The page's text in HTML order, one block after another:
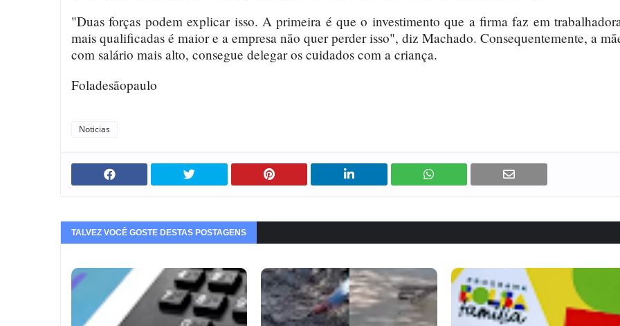
"Duas forças podem explicar isso. A primeira é que o investimento que a firma faz em
mais qualificadas é maior e a empresa não quer perder isso", diz Machado. Consequentemente, a
com salário mais alto, consegue delegar os cuidados com a criança.
Foladesãopaulo
Noticias
TALVEZ VOCÊ GOSTE DESTAS POSTAGENS